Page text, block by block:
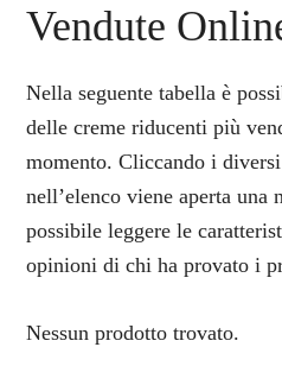
Vendute
Nella seguente tabella è
delle creme riducenti più
momento. Cliccando i
nell’elenco viene aperta una
possibile leggere le
opinioni di chi ha provato i
Nessun prodotto trovato.